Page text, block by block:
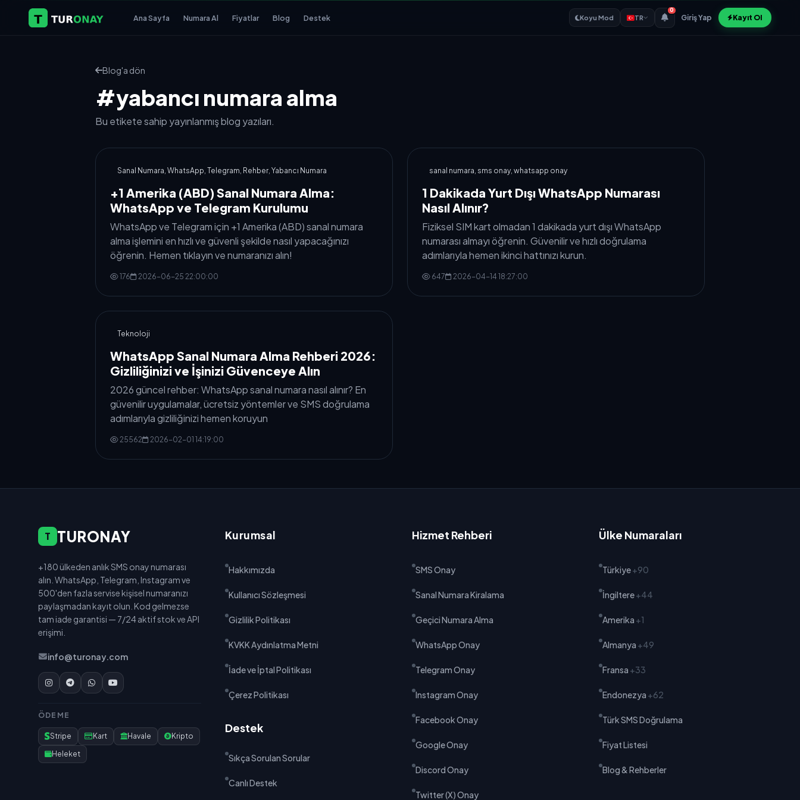
Ana Sayfa Numara Al Fiyatlar Blog Destek Koyu Mod TR
0
Giriş Yap Kayıt Ol
Blog'a dön
#yabancı numara alma
Bu etikete sahip yayınlanmış blog yazıları.
Sanal Numara, WhatsApp, Telegram, Rehber, Yabancı Numara
+1 Amerika (ABD) Sanal Numara Alma:
WhatsApp ve Telegram Kurulumu
WhatsApp ve Telegram için +1 Amerika (ABD) sanal numara
alma işlemini en hızlı ve güvenli şekilde nasıl yapacağınızı
öğrenin. Hemen tıklayın ve numaranızı alın!
176 2026-06-25 22:00:00
sanal numara, sms onay, whatsapp onay
1 Dakikada Yurt Dışı WhatsApp Numarası
Nasıl Alınır?
Fiziksel SIM kart olmadan 1 dakikada yurt dışı WhatsApp
numarası almayı öğrenin. Güvenilir ve hızlı doğrulama
adımlarıyla hemen ikinci hattınızı kurun.
647 2026-04-14 18:27:00
Teknoloji
WhatsApp Sanal Numara Alma Rehberi 2026:
Gizliliğinizi ve İşinizi Güvenceye Alın
2026 güncel rehber: WhatsApp sanal numara nasıl alınır? En
güvenilir uygulamalar, ücretsiz yöntemler ve SMS doğrulama
adımlarıyla gizliliğinizi hemen koruyun
25562 2026-02-01 14:19:00
T TURONAY
+180 ülkeden anlık SMS onay numarası
alın. WhatsApp, Telegram, Instagram ve
500'den fazla servise kişisel numaranızı
paylaşmadan kayıt olun. Kod gelmezse
tam iade garantisi — 7/24 aktif stok ve API
erişimi.
info@turonay.com
ÖDEME
Stripe Kart Havale
Kripto
Heleket
Kurumsal
Hakkımızda
Kullanıcı Sözleşmesi
Gizlilik Politikası
KVKK Aydınlatma Metni
İade ve İptal Politikası
Çerez Politikası
Destek
Sıkça Sorulan Sorular
Canlı Destek
Hizmet Rehberi
SMS Onay
Sanal Numara Kiralama
Geçici Numara Alma
WhatsApp Onay
Telegram Onay
Instagram Onay
Facebook Onay
Google Onay
Discord Onay
Twitter (X) Onay
Ülke Numaraları
Türkiye+90
İngiltere+44
Amerika +1
Almanya +49
Fransa +33
Endonezya +62
Türk SMS Doğrulama
Fiyat Listesi
Blog & Rehberler